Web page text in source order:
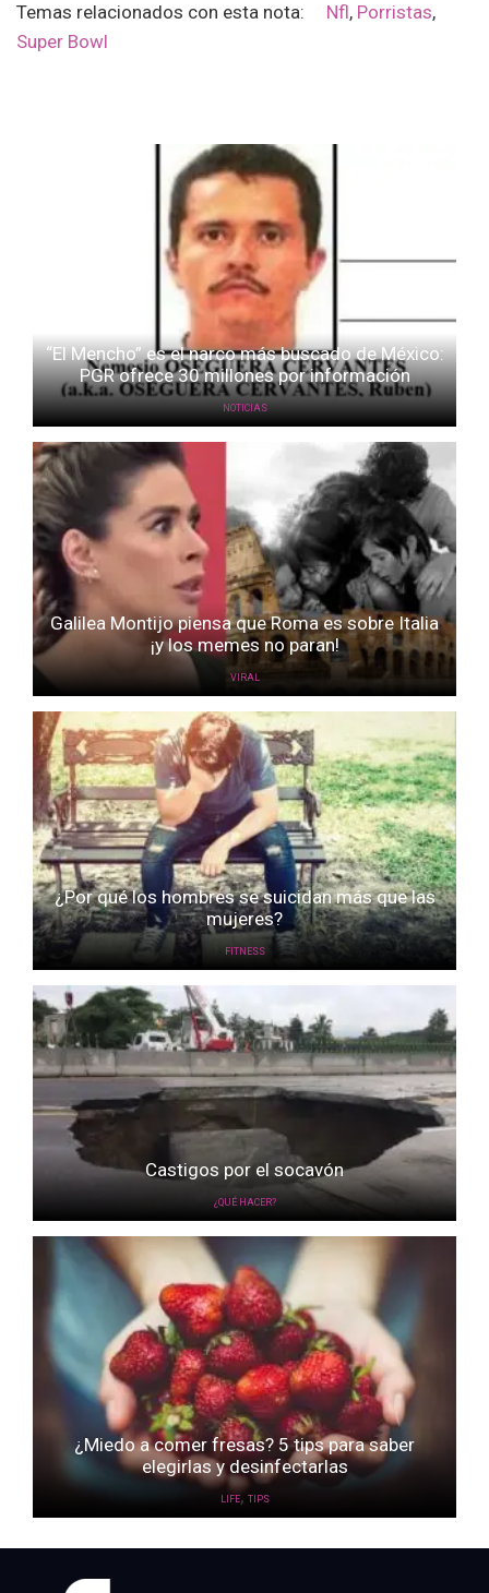
Temas relacionados con esta nota: Nfl, Porristas,
Super Bowl
“El Mencho” es el narco más buscado de México:
PGR ofrece 30 millones por información
NOTICIAS
Galilea Montijo piensa que Roma es sobre Italia
¡y los memes no paran!
VIRAL
¿Por qué los hombres se suicidan más que las
mujeres?
FITNESS
Castigos por el socavón
¿QUÉ HACER?
¿Miedo a comer fresas? 5 tips para saber
elegirlas y desinfectarlas
LIFE, TIPS